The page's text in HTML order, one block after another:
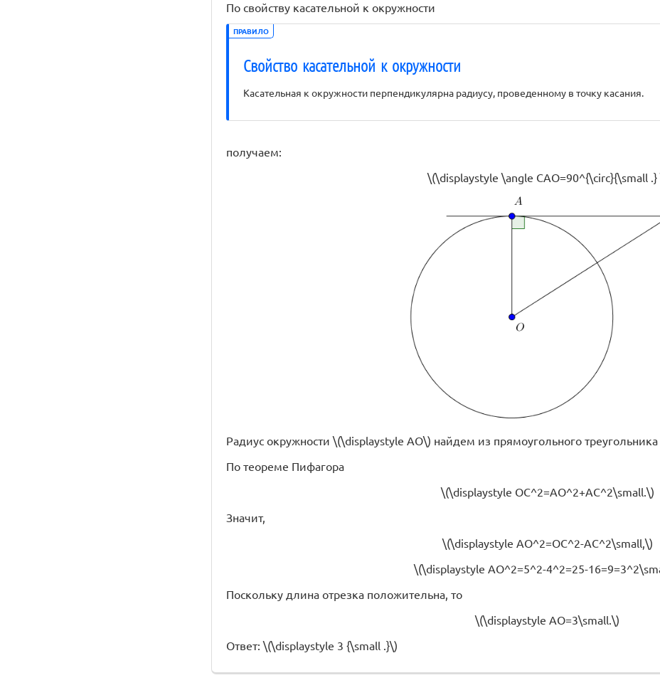
По свойству касательной к окружности
ПРАВИЛО
Свойство касательной к окружности
Касательная к окружности перпендикулярна радиусу, проведенному в точку касания.
получаем:
\(\displaystyle \angle CAO=90^{\circ}{\small .}
Радиус окружности \(\displaystyle AO\) найдем из прямоугольного
По теореме Пифагора
\(\displaystyle OC^2=AO^2+AC^2\small.\)
Значит,
\(\displaystyle AO^2=OC^2-AC^2\small,\)
\(\displaystyle AO^2=5^2-4^2=25-
Поскольку длина отрезка положительна, то
\(\displaystyle AO=3\small.\)
Ответ: \(\displaystyle 3 {\small .}\)